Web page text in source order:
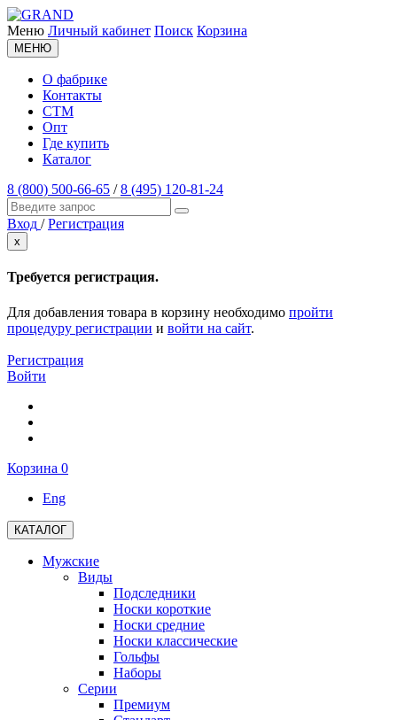
Меню Личный кабинет Поиск Корзина
МЕНЮ
О фабрике
Контакты
СТМ
Опт
Где купить
Каталог
8 (800) 500-66-65 /8 (495) 120-81-24
Вход / Регистрация
x
Требуется регистрация.
Для добавления товара в корзину необходимо пройти
процедуру регистрации и войти на сайт.
Регистрация
Войти
Корзина 0
Eng
КАТАЛОГ
Мужские
Виды
Подследники
Носки короткие
Носки средние
Носки классические
Гольфы
Наборы
Серии
Премиум